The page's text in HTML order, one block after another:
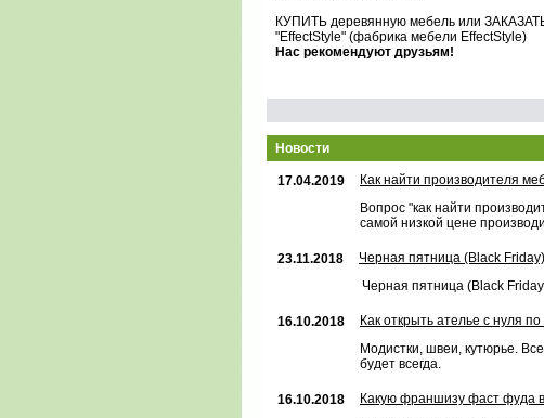
КУПИТЬ деревянную мебель или
"EffectStyle" (фабрика мебели EffectStyle)
Нас рекомендуют друзьям!
Новости
17.04.2019
Как найти производителя
Вопрос "как найти
самой низкой цене
23.11.2018
Черная пятница (Black
Черная пятница (Black
16.10.2018
Как открыть ателье с нуля
Модистки, швеи, кутюрье.
будет всегда.
16.10.2018
Какую франшизу фаст фуда